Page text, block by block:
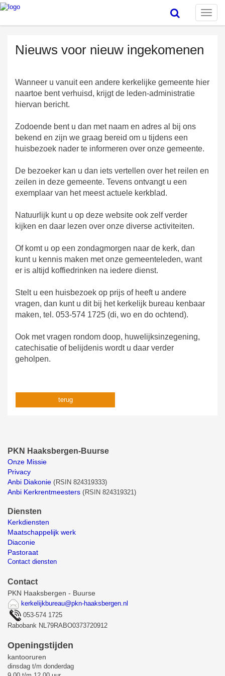
Toggle
Nieuws voor nieuw ingekomenen
Wanneer u vanuit een andere kerkelijke gemeente hier
naartoe bent verhuisd, krijgt de leden-administratie
hiervan bericht.
Zodoende bent u dan met naam en adres al bij ons
bekend en zijn we graag bereid om u tijdens een
huisbezoek nader te informeren over onze gemeente.
De bezoeker kan u dan iets vertellen over het reilen en
zeilen in deze gemeente. Tevens ontvangt u een
exemplaar van het meest actuele kerkblad.
Natuurlijk kunt u op deze website ook zelf verder
kijken en daar lezen over onze diverse activiteiten.
Of komt u op een zondagmorgen naar de kerk, dan
kunt u kennis maken met onze gemeenteleden, want
er is altijd koffiedrinken na iedere dienst.
Stelt u een huisbezoek op prijs of heeft u andere
vragen, dan kunt u dit bij het kerkelijk bureau kenbaar
maken, tel. 053-574 1725 (di, wo en do ochtend).
Ook met vragen rondom doop, huwelijksinzegening,
catechisatie of belijdenis wordt u daar verder
geholpen.
terug
PKN Haaksbergen-Buurse
Onze Missie
Privacy
Anbi Diakonie (RSIN 824319333)
Anbi Kerkrentmeesters (RSIN 824319321)
Diensten
Kerkdiensten
Maatschappelijk werk
Diaconie
Pastoraat
Contact diensten
Contact
PKN Haaksbergen - Buurse
kerkelijkbureau@pkn-haaksbergen.nl
053-574 1725
Rabobank NL79RABO0373720912
Openingstijden
kantooruren
dinsdag t/m donderdag